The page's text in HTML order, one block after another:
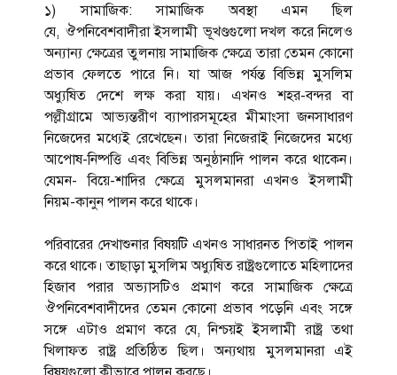
১) সামাজিক: সামাজিক অবস্থা এমন ছিল
যে, ঔপনিবেশবাদীরা ইসলামী ভূখণ্ডগুলো দখল করে নিলেও
অন্যান্য ক্ষেত্রের তুলনায় সামাজিক ক্ষেত্রে তারা তেমন কোনো
প্রভাব ফেলতে পারে নি। যা আজ পর্যন্ত বিভিন্ন মুসলিম
অধ্যুষিত দেশে লক্ষ করা যায়। এখনও শহর-বন্দর বা
পল্লীগ্রামে আভ্যন্তরীণ ব্যাপারসমূহের মীমাংসা জনসাধারণ
নিজেদের মধ্যেই রেখেছেন। তারা নিজেরাই নিজেদের মধ্যে
আপোষ-নিষ্পত্তি এবং বিভিন্ন অনুষ্ঠানাদি পালন করে থাকেন।
যেমন- বিয়ে-শাদির ক্ষেত্রে মুসলমানরা এখনও ইসলামী
নিয়ম-কানুন পালন করে থাকে।
পরিবারের দেখাশুনার বিষয়টি এখনও সাধারনত পিতাই পালন
করে থাকে। তাছাড়া মুসলিম অধ্যুষিত রাষ্ট্রগুলোতে মহিলাদের
হিজাব পরার অভ্যাসটিও প্রমাণ করে সামাজিক ক্ষেত্রে
ঔপনিবেশবাদীদের তেমন কোনো প্রভাব পড়েনি এবং সঙ্গে
সঙ্গে এটাও প্রমাণ করে যে, নিশ্চয়ই ইসলামী রাষ্ট্র তথা
খিলাফত রাষ্ট্র প্রতিষ্ঠিত ছিল। অন্যথায় মুসলমানরা এই